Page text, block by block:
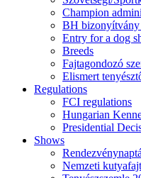
Champion
BH bizonyítvány
Entry for a dog
Breeds
Fajtagondozó
Elismert
Regulations
FCI regulations
Hungarian
Presidential
Shows
Nemzeti